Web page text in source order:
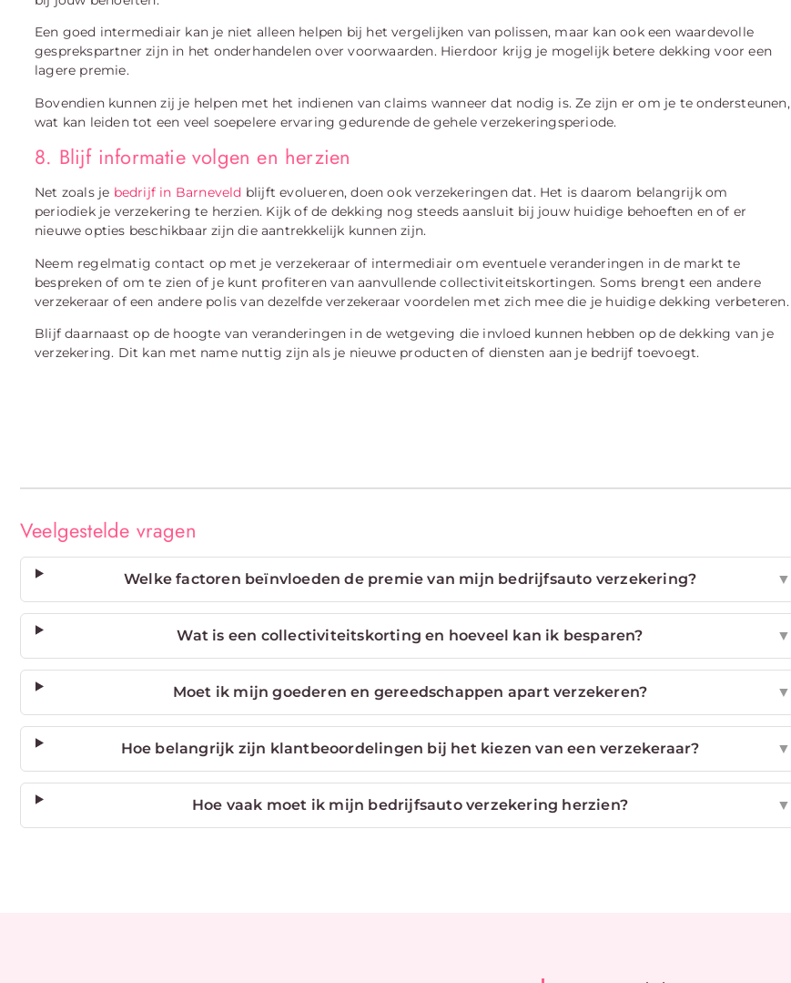
Een goed intermediair kan je niet alleen helpen bij het vergelijken van polissen, maar kan ook een waardevolle
gesprekspartner zijn in het onderhandelen over voorwaarden. Hierdoor krijg je mogelijk betere dekking voor een
lagere premie.
Bovendien kunnen zij je helpen met het indienen van claims wanneer dat nodig is. Ze zijn er om je te ondersteunen,
wat kan leiden tot een veel soepelere ervaring gedurende de gehele verzekeringsperiode.
8. Blijf informatie volgen en herzien
Net zoals je bedrijf in Barneveld blijft evolueren, doen ook verzekeringen dat. Het is daarom belangrijk om
periodiek je verzekering te herzien. Kijk of de dekking nog steeds aansluit bij jouw huidige behoeften en of er
nieuwe opties beschikbaar zijn die aantrekkelijk kunnen zijn.
Neem regelmatig contact op met je verzekeraar of intermediair om eventuele veranderingen in de markt te
bespreken of om te zien of je kunt profiteren van aanvullende collectiviteitskortingen. Soms brengt een andere
verzekeraar of een andere polis van dezelfde verzekeraar voordelen met zich mee die je huidige dekking verbeteren.
Blijf daarnaast op de hoogte van veranderingen in de wetgeving die invloed kunnen hebben op de dekking van je
verzekering. Dit kan met name nuttig zijn als je nieuwe producten of diensten aan je bedrijf toevoegt.
Veelgestelde vragen
Welke factoren beïnvloeden de premie van mijn bedrijfsauto verzekering? ▼
Wat is een collectiviteitskorting en hoeveel kan ik besparen? ▼
Moet ik mijn goederen en gereedschappen apart verzekeren? ▼
Hoe belangrijk zijn klantbeoordelingen bij het kiezen van een verzekeraar? ▼
Hoe vaak moet ik mijn bedrijfsauto verzekering herzien? ▼